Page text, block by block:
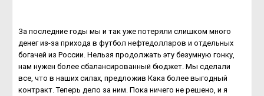
За последние годы мы и так уже потеряли слишком много
денег из-за прихода в футбол нефтедолларов и отдельных
богачей из России. Нельзя продолжать эту безумную гонку,
нам нужен более сбалансированный бюджет. Мы сделали
все, что в наших силах, предложив Кака более выгодный
контракт. Теперь дело за ним. Пока ничего не решено, и я